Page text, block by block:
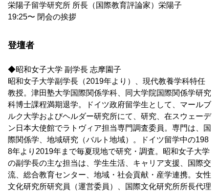
栄陽子留学研究所 所長（国際教育評論家）栄陽子
19:25〜 閉会の挨拶
登壇者
◆昭和女子大学 副学長 志摩園子
昭和女子大学副学長（2019年より）、現代教養学科特任
教授。津田塾大学国際関係学科、同大学院国際関係学研究
科博士課程満期退学。ドイツ政府留学生として、マールブ
ルク大学およびヘルダー研究所にて、研究、在スウェーデ
ン日本大使館でラトヴィア担当専門調査委員。専門は、国
際関係学、地域研究（バルト地域）。ドイツ留学中の198
8年より2019年まで毎夏現地で研究・調査。昭和女子大学
の副学長の主な担当は、学生生活、キャリア支援、国際交
流、総合教育センター、地域・社会貢献・産学連携。女性
文化研究所研究員（運営委員）、国際文化研究所所長代理